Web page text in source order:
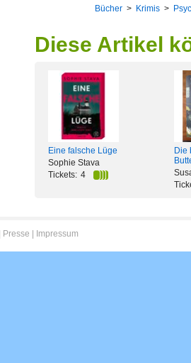
Bücher > Krimis >
Diese Artikel
Eine falsche Lüge
Sophie Stava
Tickets: 4
Die
Presse Impressum